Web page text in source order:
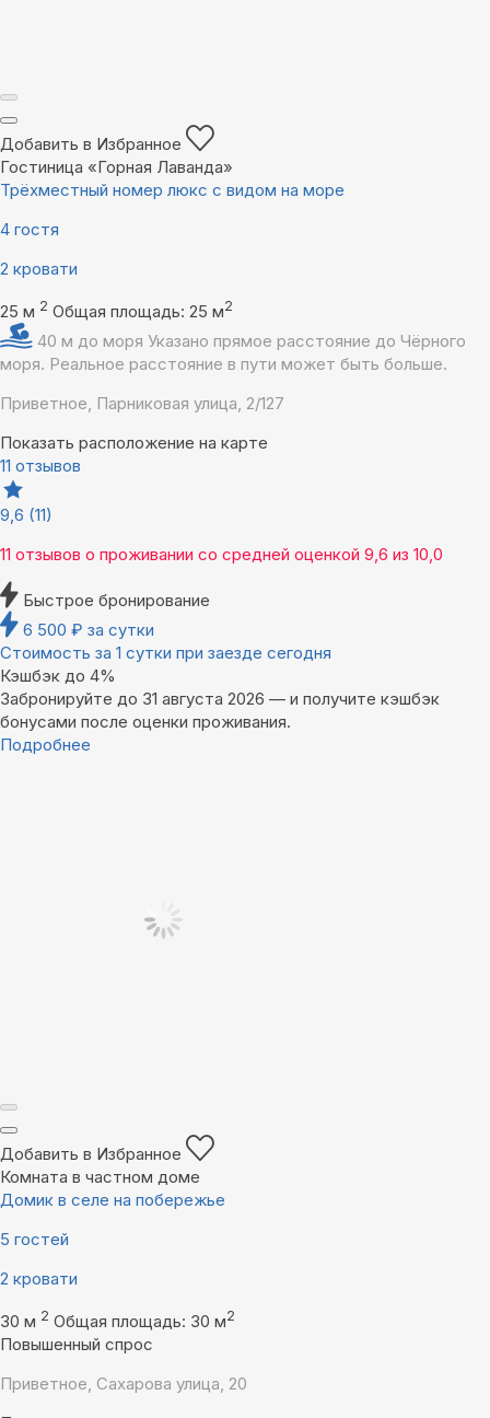
Добавить в Избранное
Гостиница «Горная Лаванда»
Трёхместный номер люкс с видом на море
4 гостя
2 кровати
25 м 2 Общая площадь: 25 м2
40 м до моря Указано прямое расстояние до Чёрного
моря. Реальное расстояние в пути может быть больше.
Приветное, Парниковая улица, 2/127
Показать расположение на карте
11 отзывов
9,6 (11)
11 отзывов о проживании со средней оценкой 9,6 из 10,0
Быстрое бронирование
6 500 ₽ за сутки
Стоимость за 1 сутки при заезде сегодня
Кэшбэк до 4%
Забронируйте до 31 августа 2026 — и получите кэшбэк
бонусами после оценки проживания.
Подробнее
Добавить в Избранное
Комната в частном доме
Домик в селе на побережье
5 гостей
2 кровати
30 м 2 Общая площадь: 30 м2
Повышенный спрос
Приветное, Сахарова улица, 20